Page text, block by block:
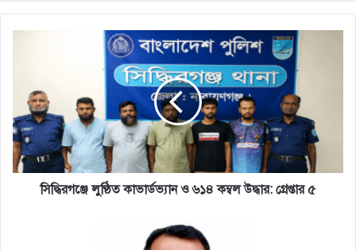
৬১৪
কম্বল
উদ্ধার:
গ্রেপ্তার
৫
সিদ্ধিরগঞ্জে লুণ্ঠিত কাভার্ডভ্যান ও ৬১৪ কম্বল উদ্ধার: গ্রেপ্তার ৫